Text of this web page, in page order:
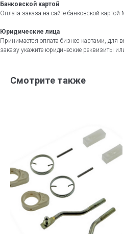
Банковской картой
Оплата заказа на сайте банковской
Юридические лица
Принимается оплата бизнес картами, для
заказу укажите юридические реквизиты
Смотрите также